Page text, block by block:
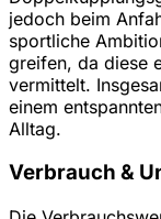
jedoch beim
sportliche
greifen, da diese
vermittelt.
einem
Alltag.
Verbrauch &